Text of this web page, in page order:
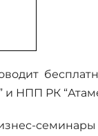
и НПП РК